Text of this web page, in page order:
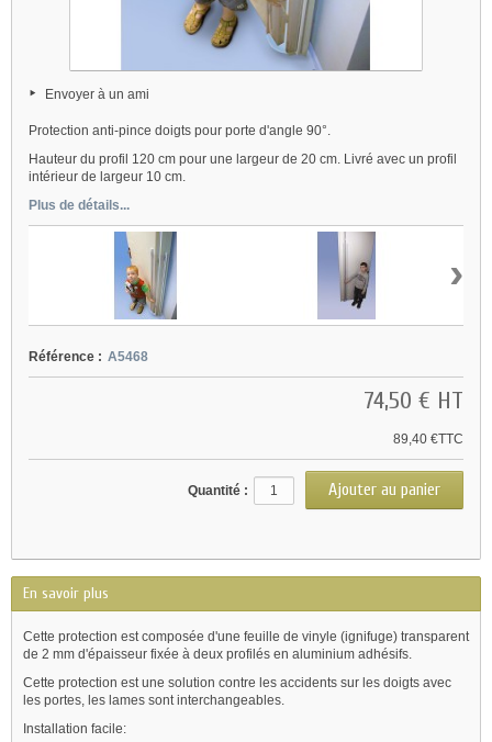
Envoyer à un ami
Protection anti-pince doigts pour porte d'angle 90°.
Hauteur du profil 120 cm pour une largeur de 20 cm. Livré avec un profil
intérieur de largeur 10 cm.
Plus de détails...
›
Référence : A5468
74,50 € HT
89,40 €TTC
Quantité :
En savoir plus
Cette protection est composée d'une feuille de vinyle (ignifuge) transparent
de 2 mm d'épaisseur fixée à deux profilés en aluminium adhésifs.
Cette protection est une solution contre les accidents sur les doigts avec
les portes, les lames sont interchangeables.
Installation facile: